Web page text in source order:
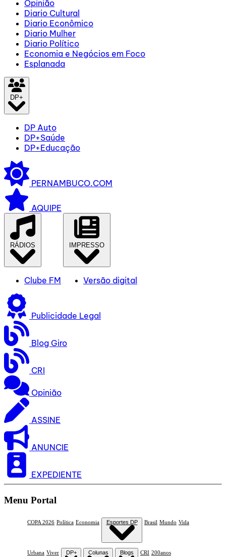
Opinião
Diario Cultural
Diario Econômico
Diario Mulher
Diario Político
Economia e Negócios em Foco
Esplanada
DP+
DP Auto
DP+Saúde
DP+Educação
PERNAMBUCO.COM
AQUIPE
RÁDIOS
Clube FM
IMPRESSO
Versão digital
Publicidade Legal
Blog Giro
CRI
Opinião
ASSINE
ANUNCIE
EXPEDIENTE
Menu Portal
COPA 2026 Política Economia Esportes DP Brasil Mundo Vida
Urbana Viver DP+ Colunas Blogs CRI 200anos